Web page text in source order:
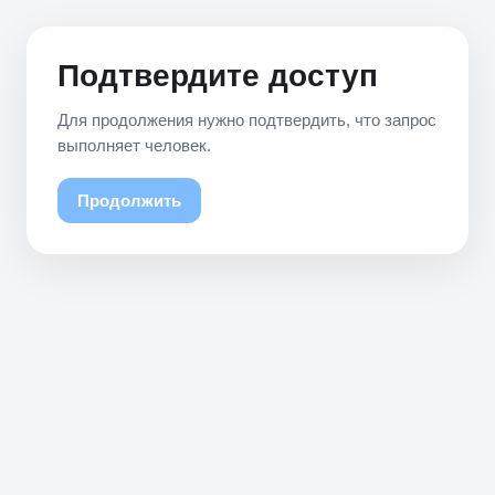
Подтвердите доступ
Для продолжения нужно подтвердить, что запрос
выполняет человек.
Продолжить